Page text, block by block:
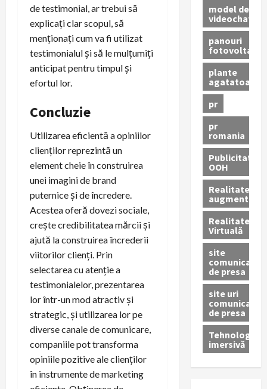
de testimonial, ar trebui să
explicați clar scopul, să
menționați cum va fi utilizat
testimonialul și să le mulțumiți
anticipat pentru timpul și
efortul lor.
Concluzie
Utilizarea eficientă a opiniilor
clienților reprezintă un
element cheie în construirea
unei imagini de brand
puternice și de încredere.
Acestea oferă dovezi sociale,
crește credibilitatea mărcii și
ajută la construirea încrederii
viitorilor clienți. Prin
selectarea cu atenție a
testimonialelor, prezentarea
lor într-un mod atractiv și
strategic, și utilizarea lor pe
diverse canale de comunicare,
companiile pot transforma
opiniile pozitive ale clienților
în instrumente de marketing
model de
videochat
panouri
fotovoltaice
plante
agatatoare
pr
pr
romania
Publicitate
OOH
Realitatea
augmentată
Realitatea
Virtuală
site
comunicate
de presa
site uri
comunicate
de presa
Tehnologie
imersivă